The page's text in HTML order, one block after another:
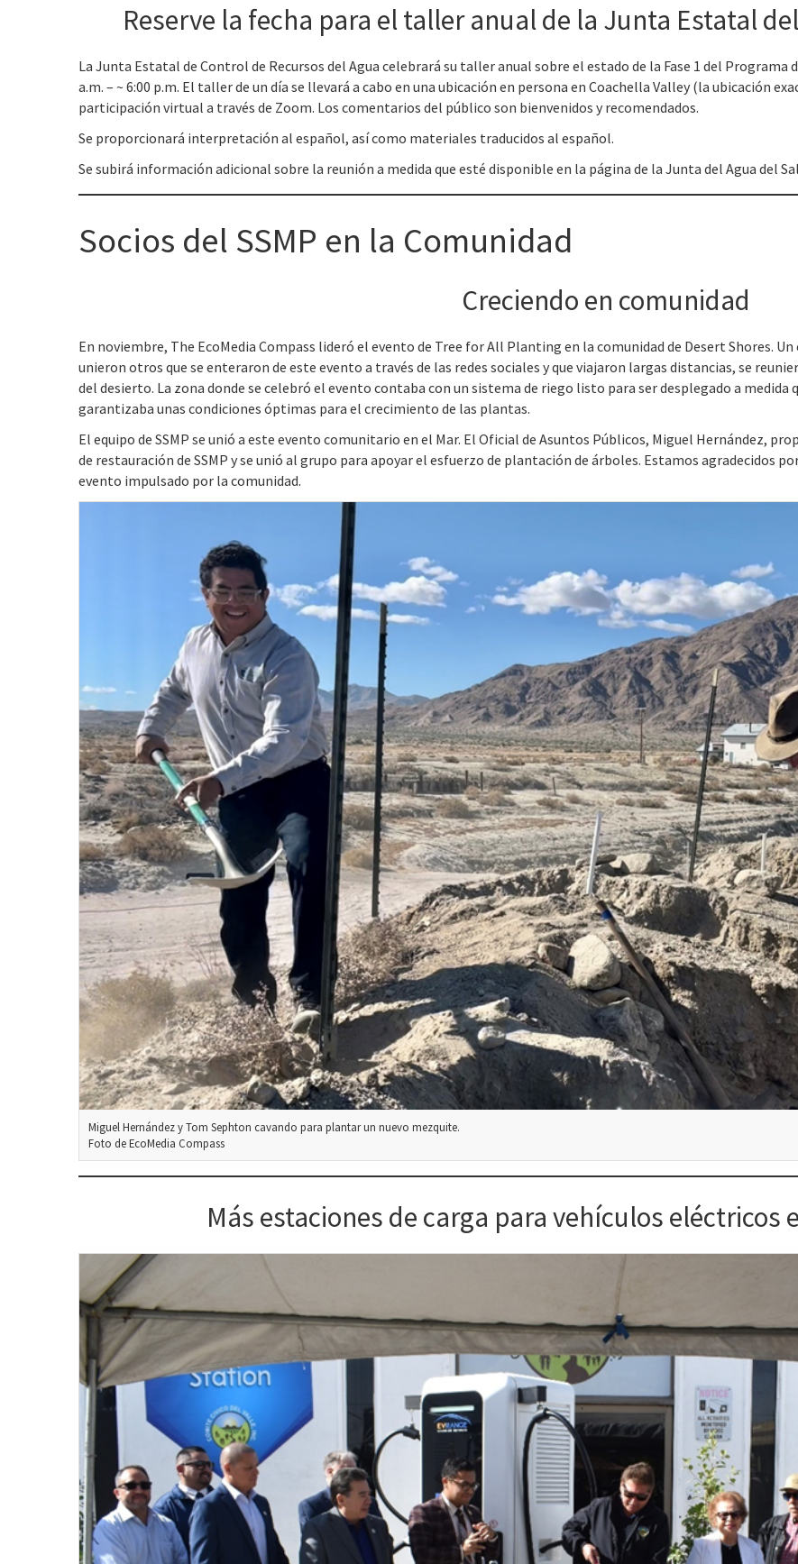
Reserve la fecha para el taller anual de la Junta Estatal
La Junta Estatal de Control de Recursos del Agua celebrará su taller anual sobre el estado de la Fase 1 del Programa
a.m. – ~ 6:00 p.m. El taller de un día se llevará a cabo en una ubicación en persona en Coachella Valley (la ubicación
participación virtual a través de Zoom. Los comentarios del público son bienvenidos y recomendados.
Se proporcionará interpretación al español, así como materiales traducidos al español.
Se subirá información adicional sobre la reunión a medida que esté disponible en la página de la Junta del Agua del
Socios del SSMP en la Comunidad
Creciendo en comunidad
En noviembre, The EcoMedia Compass lideró el evento de Tree for All Planting en la comunidad de Desert Shores.
unieron otros que se enteraron de este evento a través de las redes sociales y que viajaron largas distancias, se
del desierto. La zona donde se celebró el evento contaba con un sistema de riego listo para ser desplegado a medida
garantizaba unas condiciones óptimas para el crecimiento de las plantas.
El equipo de SSMP se unió a este evento comunitario en el Mar. El Oficial de Asuntos Públicos, Miguel Hernández,
de restauración de SSMP y se unió al grupo para apoyar el esfuerzo de plantación de árboles. Estamos agradecidos
evento impulsado por la comunidad.
Miguel Hernández y Tom Sephton cavando para plantar un nuevo mezquite.
Foto de EcoMedia Compass
Más estaciones de carga para vehículos eléctricos